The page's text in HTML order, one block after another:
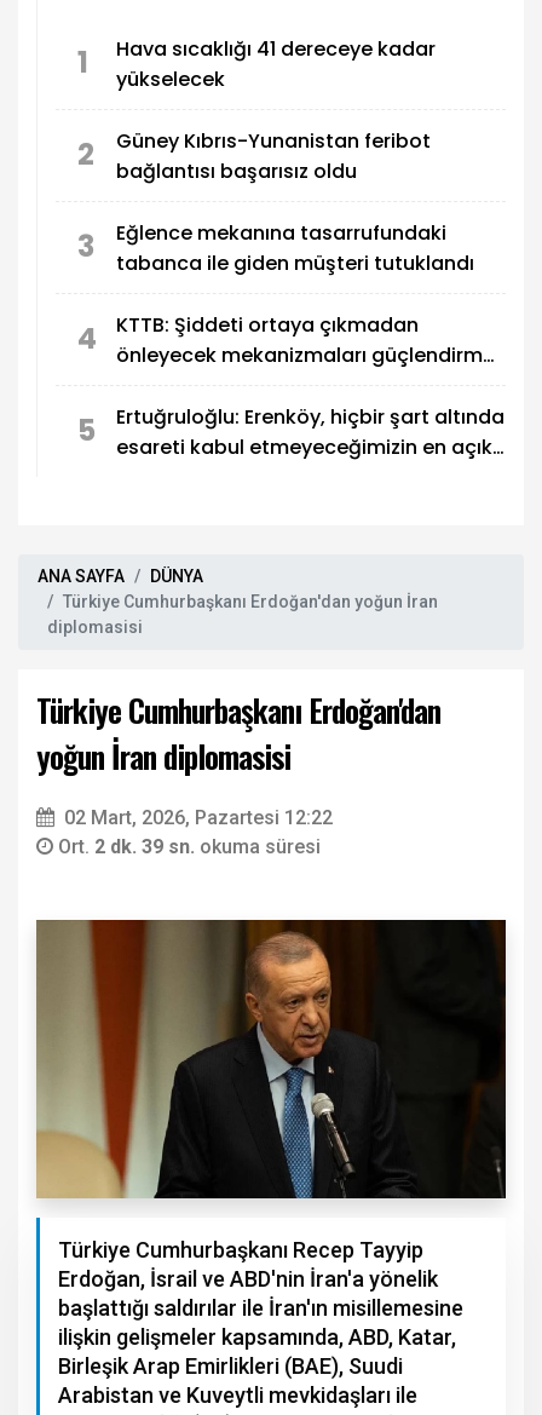
1
Hava sıcaklığı 41 dereceye kadar
yükselecek
2
Güney Kıbrıs-Yunanistan feribot
bağlantısı başarısız oldu
3
Eğlence mekanına tasarrufundaki
tabanca ile giden müşteri tutuklandı
4
KTTB: Şiddeti ortaya çıkmadan
önleyecek mekanizmaları güçlendirmek
5
Ertuğruloğlu: Erenköy, hiçbir şart altında
esareti kabul etmeyeceğimizin en açık
ANA SAYFA
DÜNYA
Türkiye Cumhurbaşkanı Erdoğan'dan yoğun İran
diplomasisi
Türkiye Cumhurbaşkanı Erdoğan'dan
yoğun İran diplomasisi
02 Mart, 2026, Pazartesi 12:22
Ort. 2 dk. 39 sn. okuma süresi
Türkiye Cumhurbaşkanı Recep Tayyip
Erdoğan, İsrail ve ABD'nin İran'a yönelik
başlattığı saldırılar ile İran'ın misillemesine
ilişkin gelişmeler kapsamında, ABD, Katar,
Birleşik Arap Emirlikleri (BAE), Suudi
Arabistan ve Kuveytli mevkidaşları ile